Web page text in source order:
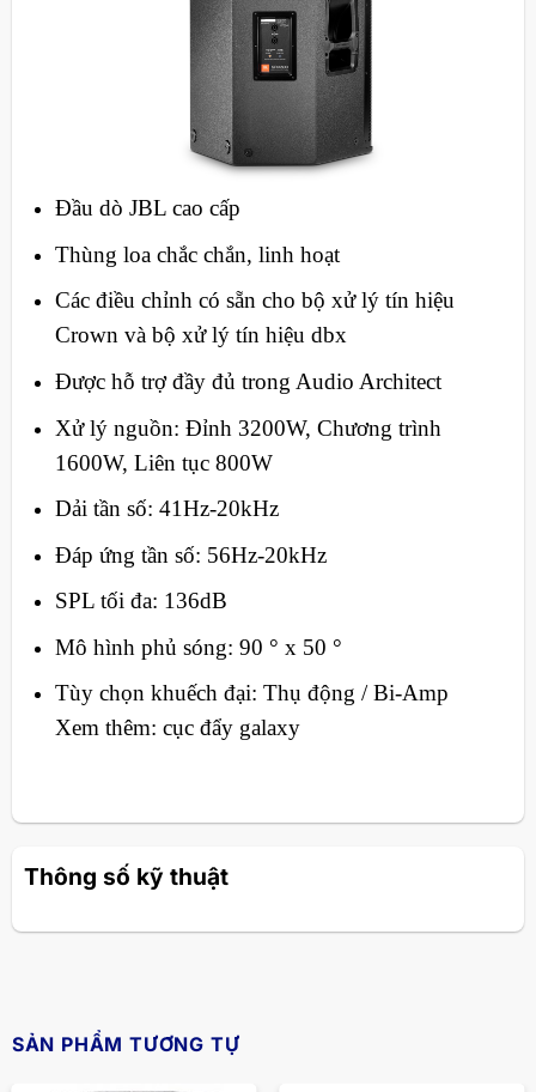
Đầu dò JBL cao cấp
Thùng loa chắc chắn, linh hoạt
Các điều chỉnh có sẵn cho bộ xử lý tín hiệu
Crown và bộ xử lý tín hiệu dbx
Được hỗ trợ đầy đủ trong Audio Architect
Xử lý nguồn: Đỉnh 3200W, Chương trình
1600W, Liên tục 800W
Dải tần số: 41Hz-20kHz
Đáp ứng tần số: 56Hz-20kHz
SPL tối đa: 136dB
Mô hình phủ sóng: 90 ° x 50 °
Tùy chọn khuếch đại: Thụ động / Bi-Amp
Xem thêm: cục đẩy galaxy
Thông số kỹ thuật
SẢN PHẨM TƯƠNG TỰ